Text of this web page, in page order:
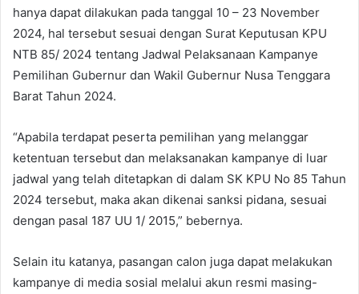
hanya dapat dilakukan pada tanggal 10 – 23 November
2024, hal tersebut sesuai dengan Surat Keputusan KPU
NTB 85/ 2024 tentang Jadwal Pelaksanaan Kampanye
Pemilihan Gubernur dan Wakil Gubernur Nusa Tenggara
Barat Tahun 2024.
“Apabila terdapat peserta pemilihan yang melanggar
ketentuan tersebut dan melaksanakan kampanye di luar
jadwal yang telah ditetapkan di dalam SK KPU No 85 Tahun
2024 tersebut, maka akan dikenai sanksi pidana, sesuai
dengan pasal 187 UU 1/ 2015,” bebernya.
Selain itu katanya, pasangan calon juga dapat melakukan
kampanye di media sosial melalui akun resmi masing-